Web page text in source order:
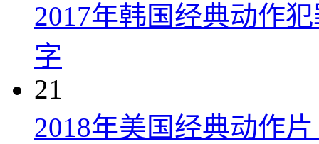
2017年韩国经典动作
字
21
2018年美国经典动作